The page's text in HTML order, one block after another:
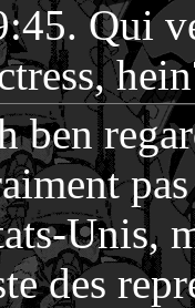
Qui
ben
Unis,
des